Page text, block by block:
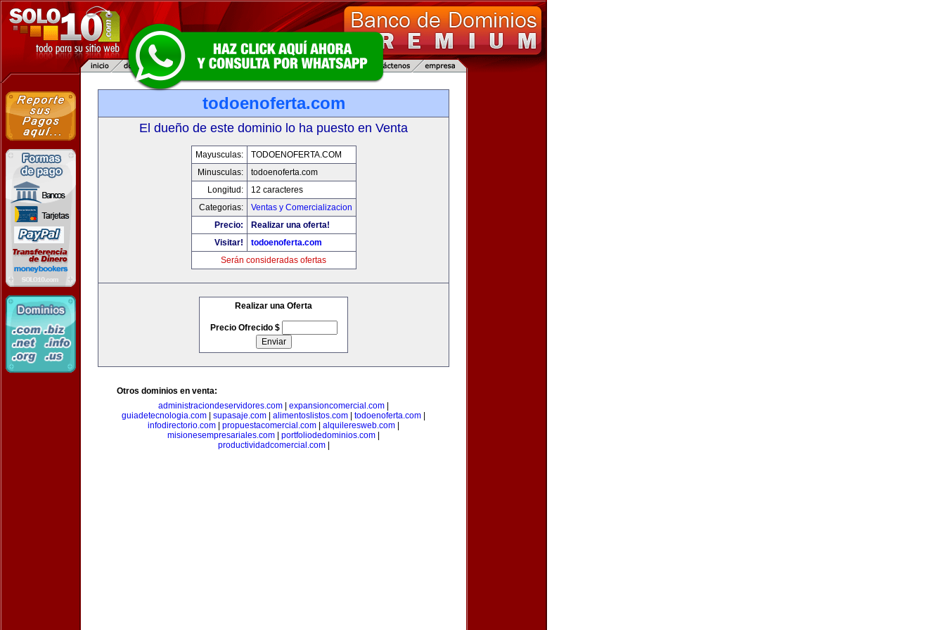
todoenoferta.com
El dueño de este dominio lo ha puesto en Venta
Mayusculas:
TODOENOFERTA.COM
Minusculas:
todoenoferta.com
Longitud:
12 caracteres
Categorias:
Ventas y Comercializacion
Precio:
Realizar una oferta!
Visitar!
todoenoferta.com
Serán consideradas ofertas
Realizar una Oferta
Precio Ofrecido $
Otros dominios en venta:
administraciondeservidores.com
expansioncomercial.com
guiadetecnologia.com
supasaje.com alimentoslistos.com todoenoferta.com
infodirectorio.com
propuestacomercial.com alquileresweb.com
misionesempresariales.com
portfoliodedominios.com
productividadcomercial.com|